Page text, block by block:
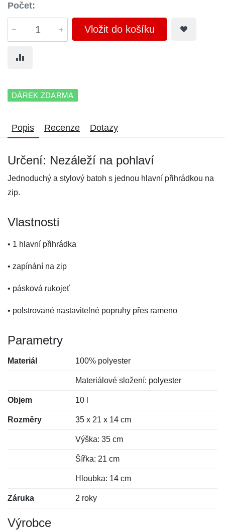
Počet:
Vložit do košíku
DÁREK ZDARMA
Popis Recenze Dotazy
Určení: Nezáleží na pohlaví
Jednoduchý a stylový batoh s jednou hlavní přihrádkou na
zip.
Vlastnosti
• 1 hlavní přihrádka
• zapínání na zip
• pásková rukojeť
• polstrované nastavitelné popruhy přes rameno
Parametry
Materiál 100% polyester
Materiálové složení: polyester
Objem 10 l
Rozměry 35 x 21 x 14 cm
Výška: 35 cm
Šířka: 21 cm
Hloubka: 14 cm
Záruka 2 roky
Výrobce